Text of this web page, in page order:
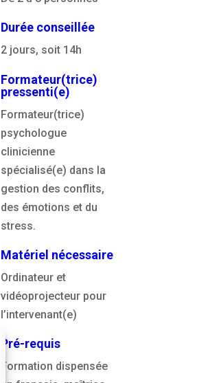
Durée conseillée
2 jours, soit 14h
Formateur(trice)
pressenti(e)
Formateur(trice)
psychologue
clinicienne
spécialisé(e) dans la
gestion des conflits,
des émotions et du
stress.
Matériel nécessaire
Ordinateur et
vidéoprojecteur pour
l’intervenant(e)
Pré-requis
Formation dispensée